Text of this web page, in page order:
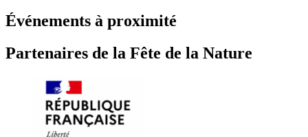
Événements à proximité
Partenaires de la Fête de la Nature